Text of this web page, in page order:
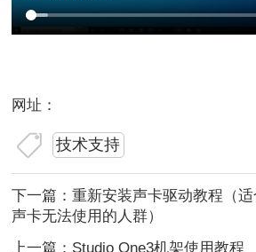
网址：
技术支持
下一篇： 重新安装声卡驱动教程（
声卡无法使用的人群）
上一篇： Studio One3机架使用教程